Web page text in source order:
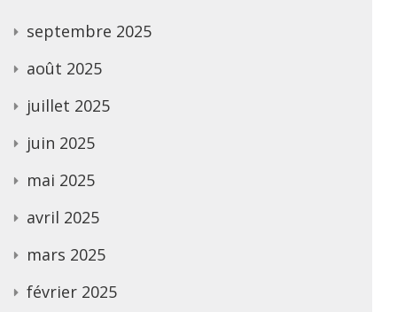
septembre 2025
août 2025
juillet 2025
juin 2025
mai 2025
avril 2025
mars 2025
février 2025